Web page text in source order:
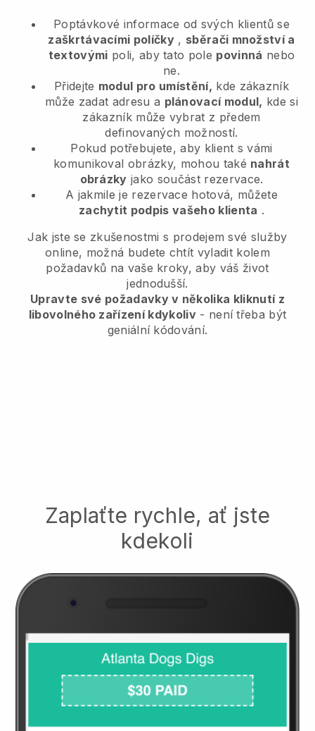
Poptávkové informace od svých klientů se
zaškrtávacími políčky , sběrači množství a
textovými poli, aby tato pole povinná nebo
ne.
Přidejte modul pro umístění, kde zákazník
může zadat adresu a plánovací modul, kde si
zákazník může vybrat z předem
definovaných možností.
Pokud potřebujete, aby klient s vámi
komunikoval obrázky, mohou také nahrát
obrázky jako součást rezervace.
A jakmile je rezervace hotová, můžete
zachytit podpis vašeho klienta .
Jak jste se zkušenostmi s prodejem své služby
online, možná budete chtít vyladit kolem
požadavků na vaše kroky, aby váš život
jednodušší.
Upravte své požadavky v několika kliknutí z
libovolného zařízení kdykoliv- není třeba být
geniální kódování.
Zaplaťte rychle, ať jste
kdekoli